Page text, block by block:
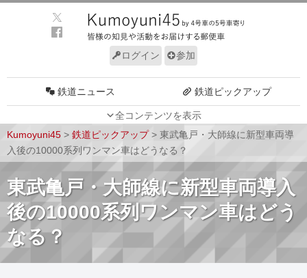
ログイン 参加
全コンテンツを表示
鉄道ニュース 鉄道ピックアップ
車両技術
ルール サイトについて
Kumoyuni45 > 鉄道ピックアップ> 東武亀戸・大師線に新型車両導
入後の10000系列ワンマン車はどうなる？
東武亀戸・大師線に新型車両導入
後の10000系列ワンマン車はどう
なる？